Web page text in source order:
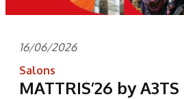
16/06/2026
Salons
MATTRIS’26 by